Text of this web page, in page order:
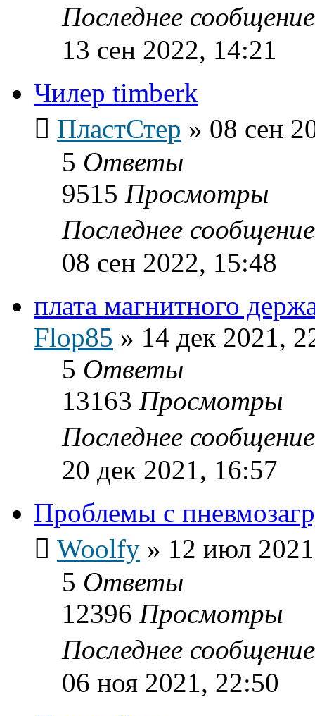
Последнее
13 сен 2022, 14:21
Чилер timberk
ПластСтер » 08 сен
5 Ответы
9515 Просмотры
Последнее
08 сен 2022, 15:48
плата магнитного
Flop85 » 14 дек 2021,
5 Ответы
13163 Просмотры
Последнее
20 дек 2021, 16:57
Проблемы с
Woolfy » 12 июл
5 Ответы
12396 Просмотры
Последнее
06 ноя 2021, 22:50